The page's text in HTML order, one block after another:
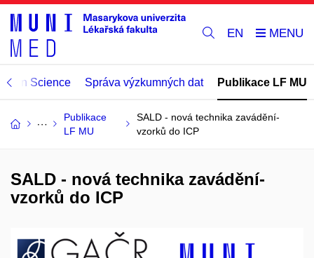
EN
Open Science Správa výzkumných dat Publikace LF MU
Publikace
LF MU
SALD - nová technika zavádění­
vzorků do ICP
SALD - nová technika zavádění­
vzorků do ICP